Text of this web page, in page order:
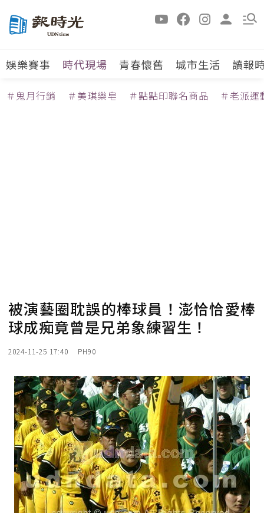
娛樂賽事 時代現場 青春懷舊 城市生活 讀報
＃鬼月行銷 ＃美琪樂皂 ＃點點印聯名商品 ＃老派運
被演藝圈耽誤的棒球員！澎恰恰愛棒
球成痴竟曾是兄弟象練習生！
2024-11-25 17:40 PH90